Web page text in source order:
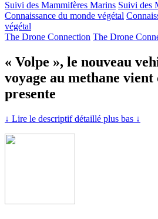
Suivi des Mammifères Marins Suivi des
Connaissance du monde végétal
végétal
The Drone Connection The Drone
« Volpe », le nouveau
voyage au methane
presente
↓ Lire le descriptif détaillé plus bas ↓